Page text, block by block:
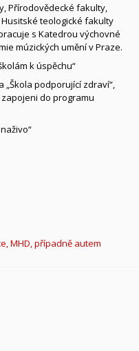
Přírodovědecké fakulty,
teologické fakulty
s Katedrou výchovné
múzických umění v Praze.
k úspěchu“
„Škola podporující zdraví“,
zapojeni do programu
MHD, případně autem